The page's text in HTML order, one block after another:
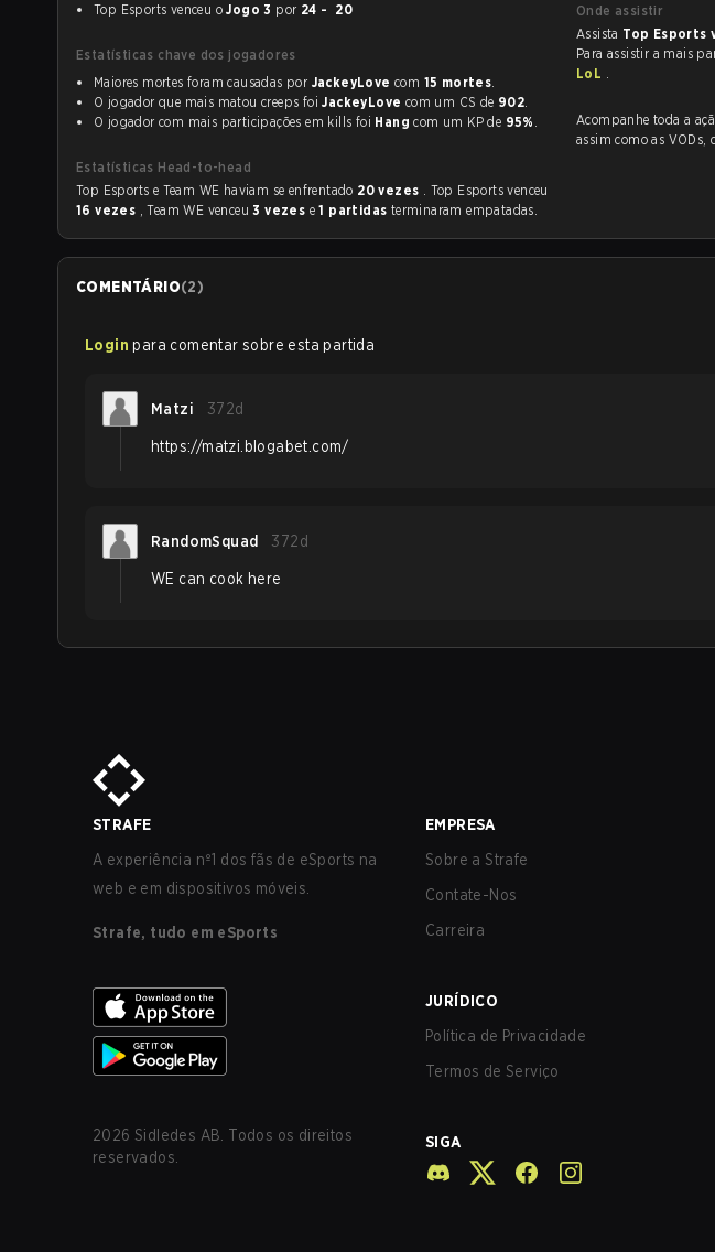
Top Esports venceu oJogo 3 por 24 - 20
Estatísticas chave dos jogadores
Maiores mortes foram causadas por JackeyLove com 15 mortes.
O jogador que mais matou creeps foiJackeyLove com um CS de 902.
O jogador com mais participações em kills foi Hang com um KP de 95% .
Estatísticas Head-to-head
Top Esports e Team WE haviam se enfrentado 20 vezes . Top Esports venceu
16 vezes , Team WE venceu3 vezes e1 partidas terminaram empatadas.
Onde assistir
Assista Top Esports
Para assistir a mais
LoL .
Acompanhe toda a
assim como as
COMENTÁRIO(2)
Login para comentar sobre esta partida
Matzi 372d
https://matzi.blogabet.com/
RandomSquad 372d
WE can cook here
STRAFE
A experiência nº1 dos fãs de eSports na
web e em dispositivos móveis.
Strafe, tudo em eSports
2026 Sidledes AB. Todos os direitos
reservados.
EMPRESA
Sobre a Strafe
Contate-Nos
Carreira
JURÍDICO
Política de Privacidade
Termos de Serviço
SIGA